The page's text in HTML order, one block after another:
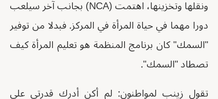
ونقلها وتخزينها، اهتمت (NCA) بجانب آخر سيلعب
دورا مهما في حياة المرأة في المركز. فبدلا من توفير
"السمك" كان برنامج المنظمة هو تعليم المرأة كيف
تصطاد "السمك".
تقول زينب لمواطنون: لم أكن أدرك قدرتي على